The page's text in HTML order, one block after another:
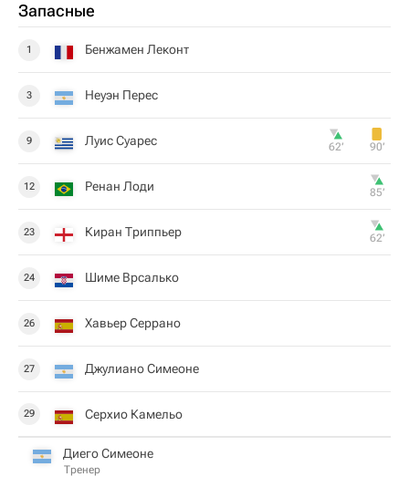
Запасные
1 Бенжамен Леконт
3 Неуэн Перес
9 Луис Суарес 62‎’‎ 90‎’‎
12 Ренан Лоди 85‎’‎
23 Киран Триппьер 62‎’‎
24 Шиме Врсалько
26 Хавьер Серрано
27 Джулиано Симеоне
29 Серхио Камельо
Диего Симеоне
Тренер